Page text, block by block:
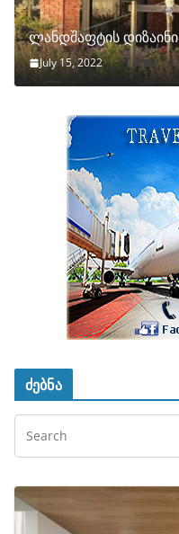
ლანდშაფტის დიზაინი
July 15, 2022
ძებნა